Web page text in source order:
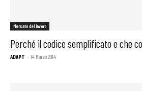
Mercato del lavoro
Perché il codice semplificato e che
ADAPT - 14 Marzo 2014